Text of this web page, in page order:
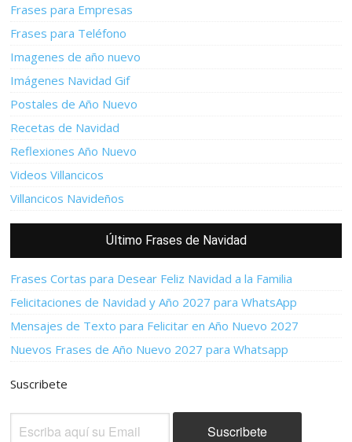
Frases para Empresas
Frases para Teléfono
Imagenes de año nuevo
Imágenes Navidad Gif
Postales de Año Nuevo
Recetas de Navidad
Reflexiones Año Nuevo
Videos Villancicos
Villancicos Navideños
Último Frases de Navidad
Frases Cortas para Desear Feliz Navidad a la Familia
Felicitaciones de Navidad y Año 2027 para WhatsApp
Mensajes de Texto para Felicitar en Año Nuevo 2027
Nuevos Frases de Año Nuevo 2027 para Whatsapp
Suscribete